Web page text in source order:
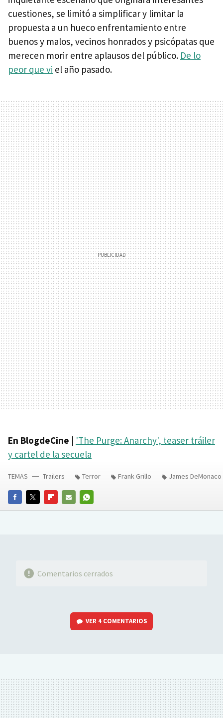
cuestiones, se limitó a simplificar y limitar la
propuesta a un hueco enfrentamiento entre
buenos y malos, vecinos honrados y psicópatas que
merecen morir entre aplausos del público. De lo
peor que vi el año pasado.
En BlogdeCine | 'The Purge: Anarchy', teaser tráiler
y cartel de la secuela
FACEBOOKTWITTERFLIPBOARD
E-
WHATSAPP
TEMAS Trailers Terror Frank Grillo James DeMonaco
Comentarios cerrados
VER 4 COMENTARIOS